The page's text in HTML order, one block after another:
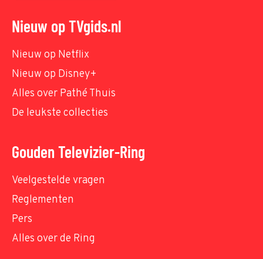
Nieuw op TVgids.nl
Nieuw op Netflix
Nieuw op Disney+
Alles over Pathé Thuis
De leukste collecties
Gouden Televizier-Ring
Veelgestelde vragen
Reglementen
Pers
Alles over de Ring